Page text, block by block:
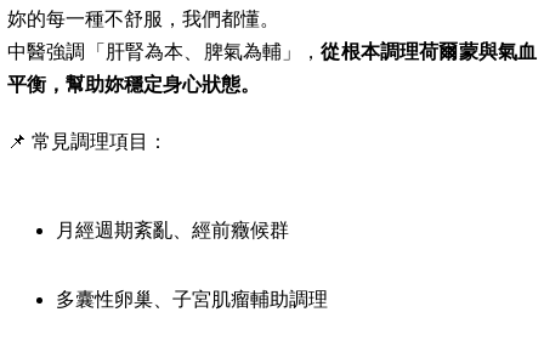
妳的每一種不舒服，我們都懂。
中醫強調「肝腎為本、脾氣為輔」，從根本調理荷爾蒙與氣血
平衡，幫助妳穩定身心狀態。
📌 常見調理項目：
月經週期紊亂、經前癥候群
多囊性卵巢、子宮肌瘤輔助調理